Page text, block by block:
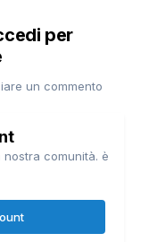
per
un commento
comunità. è